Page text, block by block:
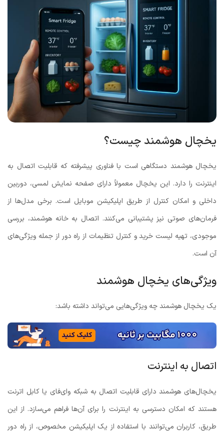
یخچال هوشمند چیست؟
یخچال هوشمند دستگاهی است با فناوری پیشرفته که قابلیت اتصال به
اینترنت را دارد. این یخچال معمولاً دارای صفحه نمایش لمسی، دوربین
داخلی و امکان کنترل از طریق اپلیکیشن موبایل است. برخی مدل‌ها از
فرمان‌های صوتی نیز پشتیبانی می‌کنند. اتصال به خانه هوشمند، بررسی
موجودی، تهیه لیست خرید و کنترل تنظیمات از راه دور از جمله ویژگی‌های
آن است.
ویژگی‌های یخچال هوشمند
یک یخچال هوشمند چه ویژگی‌هایی می‌تواند داشته باشد:
اتصال به اینترنت
یخچال‌های هوشمند دارای قابلیت اتصال به شبکه وای‌فای یا کابل اترنت
هستند که امکان دسترسی به اینترنت را برای آن‌ها فراهم می‌سازد. از این
طریق، کاربران می‌توانند با استفاده از یک اپلیکیشن مخصوص، از راه دور